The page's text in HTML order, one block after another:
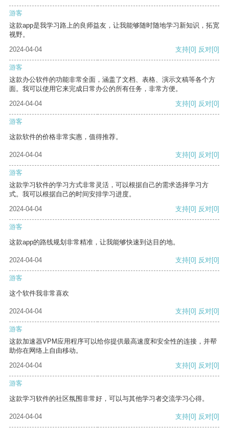
游客
这款app是我学习路上的良师益友，让我能够随时随地学习新知识，拓宽
视野。
2024-04-04
支持[0] 反对[0]
游客
这款办公软件的功能非常全面，涵盖了文档、表格、演示文稿等各个方
面。我可以使用它来完成日常办公的所有任务，非常方便。
2024-04-04
支持[0] 反对[0]
游客
这款软件的价格非常实惠，值得推荐。
2024-04-04 支持[0] 反对[0]
游客
这款学习软件的学习方式非常灵活，可以根据自己的需求选择学习方
式。我可以根据自己的时间安排学习进度。
2024-04-04
支持[0] 反对[0]
游客
这款app的路线规划非常精准，让我能够快速到达目的地。
2024-04-04 支持[0] 反对[0]
游客
这个软件我非常喜欢
2024-04-04 支持[0] 反对[0]
游客
这款加速器VPM应用程序可以给你提供最高速度和安全性的连接，并帮
助你在网络上自由移动。
2024-04-04
支持[0] 反对[0]
游客
这款学习软件的社区氛围非常好，可以与其他学习者交流学习心得。
2024-04-04 支持[0] 反对[0]